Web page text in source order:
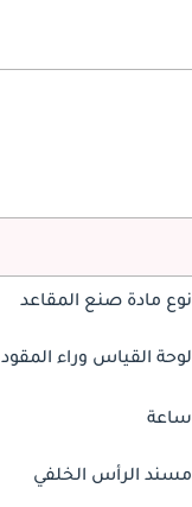
نوع مادة صنع المقاعد
لوحة القياس وراء المقود
ساعة
مسند الرأس الخلفي